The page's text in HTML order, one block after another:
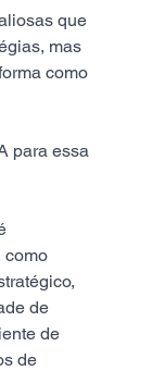
que
mas
como
para essa
como
de
de
de